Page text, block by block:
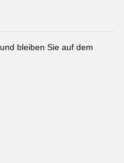
bleiben Sie auf dem